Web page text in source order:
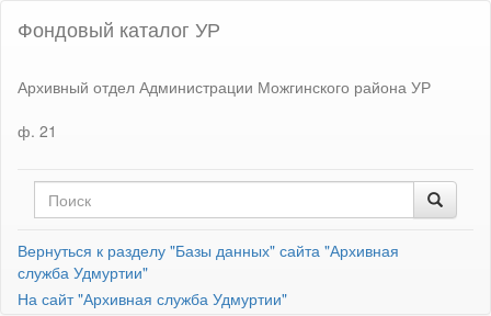
Фондовый каталог УР
Архивный отдел Администрации Можгинского района УР
ф. 21
Вернуться к разделу "Базы данных" сайта "Архивная
служба Удмуртии"
На сайт "Архивная служба Удмуртии"